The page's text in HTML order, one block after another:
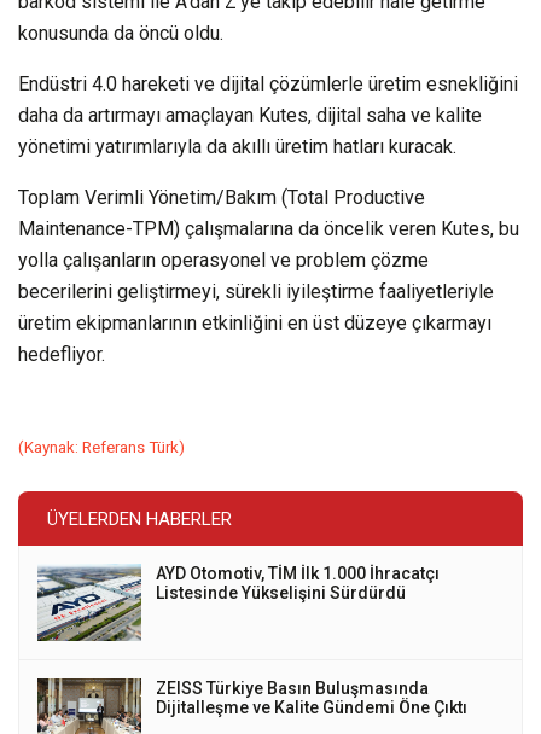
konusunda da öncü oldu.
Endüstri 4.0 hareketi ve dijital çözümlerle üretim esnekliğini
daha da artırmayı amaçlayan Kutes, dijital saha ve kalite
yönetimi yatırımlarıyla da akıllı üretim hatları kuracak.
Toplam Verimli Yönetim/Bakım (Total Productive
Maintenance-TPM) çalışmalarına da öncelik veren Kutes, bu
yolla çalışanların operasyonel ve problem çözme
becerilerini geliştirmeyi, sürekli iyileştirme faaliyetleriyle
üretim ekipmanlarının etkinliğini en üst düzeye çıkarmayı
hedefliyor.
(Kaynak: Referans Türk)
ÜYELERDEN HABERLER
AYD Otomotiv, TİM İlk 1.000 İhracatçı
Listesinde Yükselişini Sürdürdü
ZEISS Türkiye Basın Buluşmasında
Dijitalleşme ve Kalite Gündemi Öne Çıktı